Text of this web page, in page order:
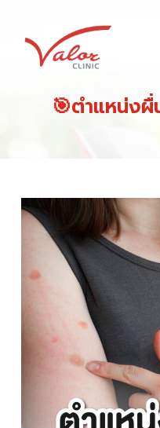
e
🎯ตำแหน่งผื่